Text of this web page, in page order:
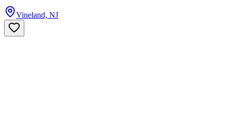
Vineland, NJ